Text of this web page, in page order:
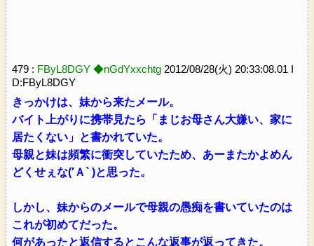
479 : FByL8DGY ◆nGdYxxchtg 2012/08/28(火) 20:33:08.01 I
D:FByL8DGY
きっかけは、妹から来たメール。
バイト上がりに携帯見たら「まじお母さん大嫌い、家に
居たくない」と書かれていた。
母親と妹は頻繁に衝突していたため、あーまたかよめん
どくせぇな(′Ａ` )と思った。
しかし、妹からのメールで母親の愚痴を書いていたのは
これが初めてだった。
何があったと返信するとこんな返事が返ってきた。